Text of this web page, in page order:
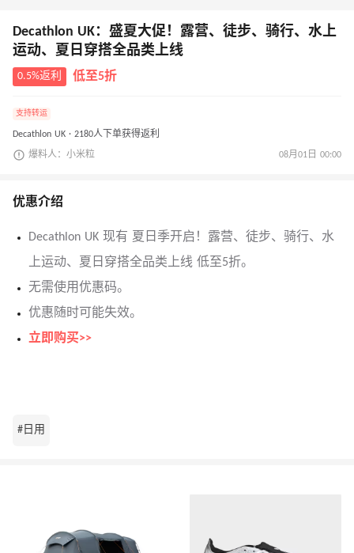
Decathlon UK：盛夏大促！露营、徒步、骑行、水上
运动、夏日穿搭全品类上线
0.5%返利 低至5折
支持转运
Decathlon UK · 2180人下单获得返利
爆料人：小米粒 08月01日 00:00
优惠介绍
Decathlon UK 现有 夏日季开启！露营、徒步、骑行、水
上运动、夏日穿搭全品类上线 低至5折。
无需使用优惠码。
优惠随时可能失效。
立即购买>>
#日用